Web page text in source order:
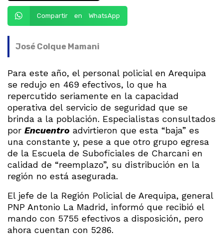
Compartir en WhatsApp
José Colque Mamani
Para este año, el personal policial en Arequipa
se redujo en 469 efectivos, lo que ha
repercutido seriamente en la capacidad
operativa del servicio de seguridad que se
brinda a la población. Especialistas consultados
por Encuentro advirtieron que esta “baja” es
una constante y, pese a que otro grupo egresa
de la Escuela de Suboficiales de Charcani en
calidad de “reemplazo”, su distribución en la
región no está asegurada.
El jefe de la Región Policial de Arequipa, general
PNP Antonio La Madrid, informó que recibió el
mando con 5755 efectivos a disposición, pero
ahora cuentan con 5286.